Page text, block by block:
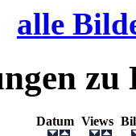
alle
zu
Datum Views